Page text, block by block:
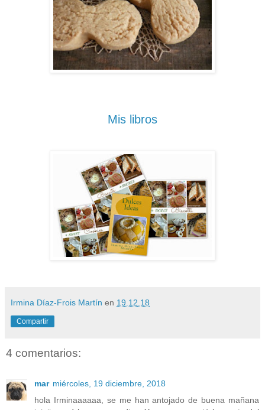
Mis libros
Irmina Díaz-Frois Martín en 19.12.18
Compartir
4 comentarios:
mar miércoles, 19 diciembre, 2018
hola Irminaaaaaa, se me han antojado de buena mañana